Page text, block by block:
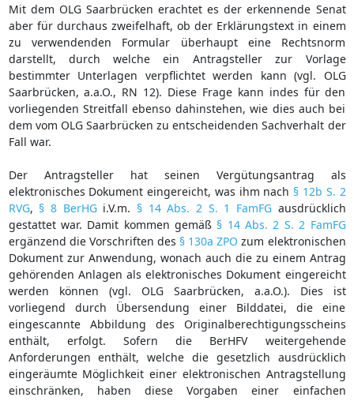
Mit dem OLG Saarbrücken erachtet es der erkennende Senat
aber für durchaus zweifelhaft, ob der Erklärungstext in einem
zu verwendenden Formular überhaupt eine Rechtsnorm
darstellt, durch welche ein Antragsteller zur Vorlage
bestimmter Unterlagen verpflichtet werden kann (vgl. OLG
Saarbrücken, a.a.O., RN 12). Diese Frage kann indes für den
vorliegenden Streitfall ebenso dahinstehen, wie dies auch bei
dem vom OLG Saarbrücken zu entscheidenden Sachverhalt der
Fall war.
Der Antragsteller hat seinen Vergütungsantrag als
elektronisches Dokument eingereicht, was ihm nach § 12b S. 2
RVG, § 8 BerHGi.V.m. § 14 Abs. 2 S. 1 FamFGausdrücklich
gestattet war. Damit kommen gemäß § 14 Abs. 2 S. 2 FamFG
ergänzend die Vorschriften des § 130a ZPO zum elektronischen
Dokument zur Anwendung, wonach auch die zu einem Antrag
gehörenden Anlagen als elektronisches Dokument eingereicht
werden können (vgl. OLG Saarbrücken, a.a.O.). Dies ist
vorliegend durch Übersendung einer Bilddatei, die eine
eingescannte Abbildung des Originalberechtigungsscheins
enthält, erfolgt. Sofern die BerHFV weitergehende
Anforderungen enthält, welche die gesetzlich ausdrücklich
eingeräumte Möglichkeit einer elektronischen Antragstellung
einschränken, haben diese Vorgaben einer einfachen